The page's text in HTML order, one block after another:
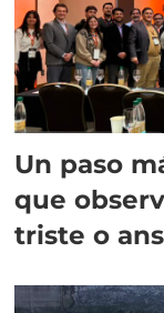
Un paso
que
triste o